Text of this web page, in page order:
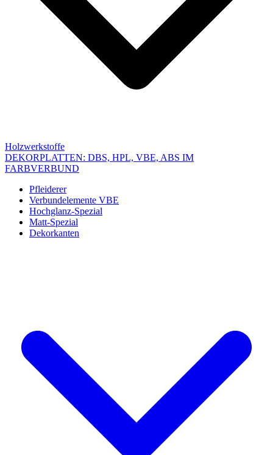
Holzwerkstoffe
DEKORPLATTEN: DBS, HPL, VBE, ABS IM
FARBVERBUND
Pfleiderer
Verbundelemente VBE
Hochglanz-Spezial
Matt-Spezial
Dekorkanten